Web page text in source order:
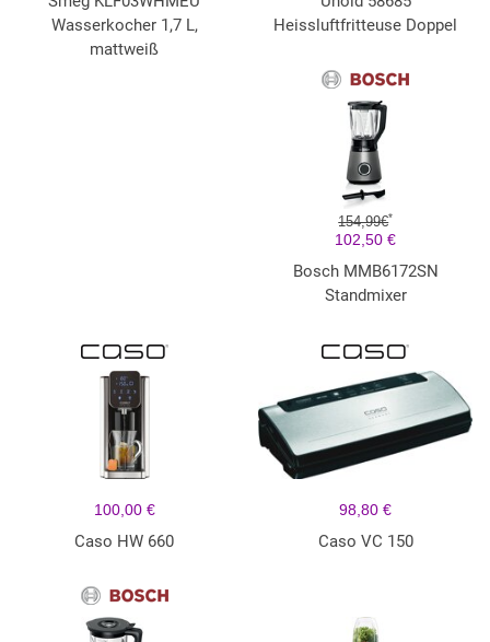
Wasserkocher 1,7 L,
mattweiß
Heissluftfritteuse Doppel
154,99€*
102,50 €
Bosch MMB6172SN
Standmixer
100,00 €
Caso HW 660
98,80 €
Caso VC 150